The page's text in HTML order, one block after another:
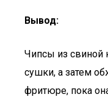
Вывод:
Чипсы из свиной
сушки, а затем
фритюре, пока